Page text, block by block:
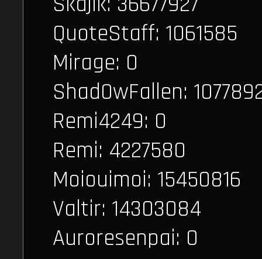
QuoteStaff: 1061585
Mirage: 0
Shad0wFallen:
Remi4249: 0
Remi: 4227580
Moiouimoi: 15450816
Valtir: 14303084
Auroresenpai: 0